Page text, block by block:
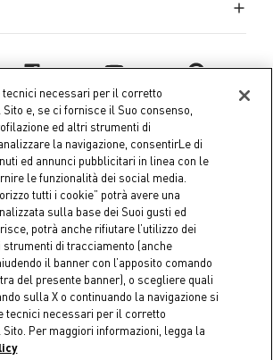
/ VAT number 04391480276, share capital
€ 10.000.000,00 fully paid up
Cookie Policy Privacy Policy
Legal
Notice
tecnici necessari per il corretto
e, se ci fornisce il Suo consenso,
ed altri strumenti di
la navigazione, consentirLe di
ed annunci pubblicitari in linea con le
le funzionalità dei social media.
tutti i cookie” potrà avere una
sulla base dei Suoi gusti ed
potrà anche rifiutare l’utilizzo dei
di tracciamento (anche
il banner con l’apposito comando
del presente banner), o scegliere quali
sulla X o continuando la navigazione si
tecnici necessari per il corretto
Per maggiori informazioni, legga la